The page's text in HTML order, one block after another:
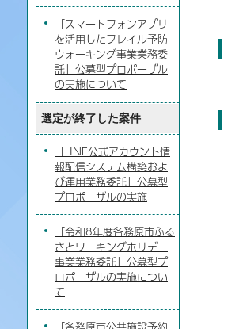
「スマートフォンアプリ
を活用したフレイル予防
ウォーキング事業業務委
託」公募型プロポーザル
の実施について
選定が終了した案件
「LINE公式アカウント情
報配信システム構築およ
び運用業務委託」公募型
プロポーザルの実施
「令和8年度各務原市ふる
さとワーキングホリデー
事業業務委託」公募型プ
ロポーザルの実施につい
て